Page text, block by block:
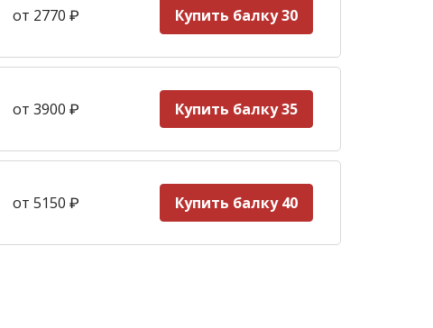
от 2770 ₽ Купить балку 30
от 3900 ₽ Купить балку 35
от 5150 ₽ Купить балку 40